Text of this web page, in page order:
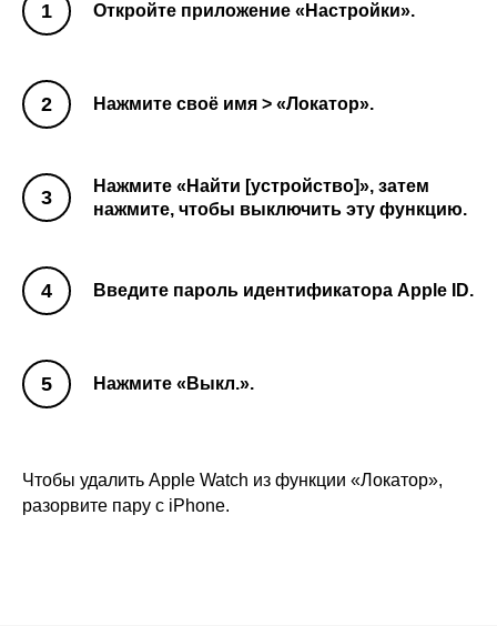
Откройте приложение «Настройки».
Нажмите своё имя > «Локатор».
Нажмите «Найти [устройство]», затем
нажмите, чтобы выключить эту функцию.
Введите пароль идентификатора Apple ID.
Нажмите «Выкл.».
Чтобы удалить Apple Watch из функции «Локатор»,
разорвите пару с iPhone.